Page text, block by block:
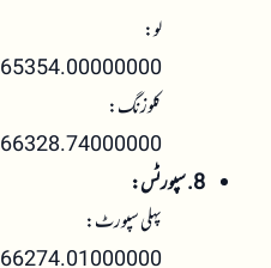
لو:
65354.00000000
کلوزنگ:
66328.74000000
8. سپورٹس:
پہلی سپورٹ:
66274.01000000